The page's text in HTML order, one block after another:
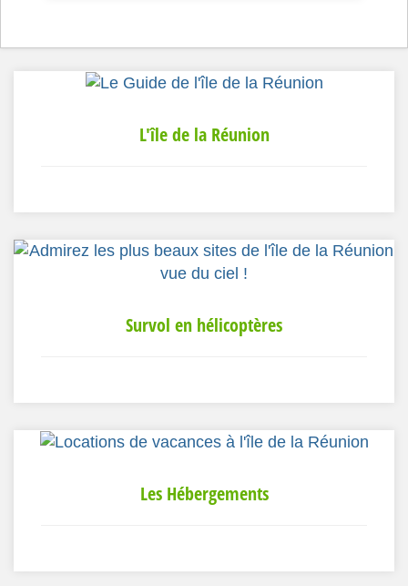
L'île de la Réunion
Survol en hélicoptères
Les Hébergements